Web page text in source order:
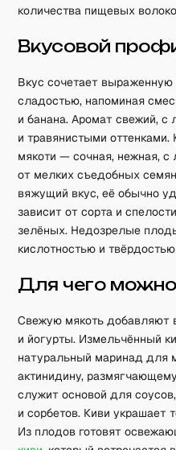
количества пищевых
Вкусовой
Вкус сочетает выраженную
сладостью, напоминая
и банана. Аромат свежий, с
и травянистыми оттенками.
мякоти — сочная, нежная, с
от мелких съедобных
вяжущий вкус, её обычно
зависит от сорта и
зелёных. Недозрелые
кислотностью и
Для чего
Свежую мякоть добавляют
и йогурты. Измельчённый
натуральный маринад для
актинидину,
служит основой для
и сорбетов. Киви украшает
Из плодов готовят